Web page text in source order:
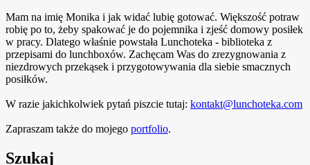
Mam na imię Monika i jak widać lubię gotować. Większość potraw
robię po to, żeby spakować je do pojemnika i zjeść domowy posiłek
w pracy. Dlatego właśnie powstała Lunchoteka - biblioteka z
przepisami do lunchboxów. Zachęcam Was do zrezygnowania z
niezdrowych przekąsek i przygotowywania dla siebie smacznych
posiłków.
W razie jakichkolwiek pytań piszcie tutaj: kontakt@lunchoteka.com
Zapraszam także do mojego portfolio.
Szukaj